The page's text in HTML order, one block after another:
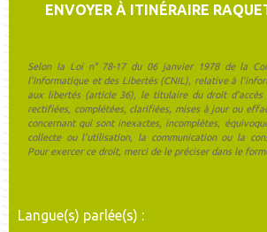
Selon la Loi n° 78-17 du 06 janvier 1978 de la
l'Informatique et des Libertés (CNIL), relative à
aux libertés (article 36), le titulaire du droit d'accès
rectifiées, complétées, clarifiées, mises à jour ou
concernant qui sont inexactes, incomplètes,
collecte ou l'utilisation, la communication ou la
Pour exercer ce droit, merci de le préciser dans le
Langue(s) parlée(s) :